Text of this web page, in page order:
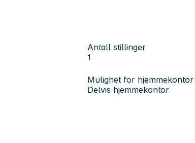
Antall stillinger
1
Mulighet for hjemmekontor
Delvis hjemmekontor